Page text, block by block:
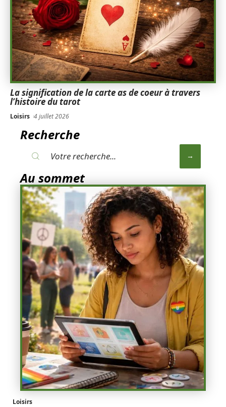
La signification de la carte as de coeur à travers
l’histoire du tarot
Loisirs 4 juillet 2026
Recherche
Au sommet
Loisirs